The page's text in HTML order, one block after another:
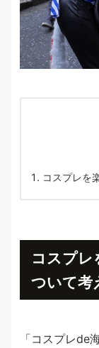
コスプレを
コスプレ
ついて考
「コスプレde